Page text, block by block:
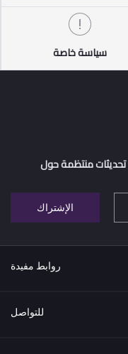
سياسة خاصة
تحديثات منتظمة حول
الإشتراك
روابط مفيدة
للتواصل